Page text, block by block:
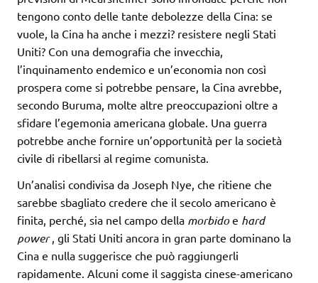
tengono conto delle tante debolezze della Cina: se
vuole, la Cina ha anche i mezzi? resistere negli Stati
Uniti? Con una demografia che invecchia,
l’inquinamento endemico e un’economia non così
prospera come si potrebbe pensare, la Cina avrebbe,
secondo Buruma, molte altre preoccupazioni oltre a
sfidare l’egemonia americana globale. Una guerra
potrebbe anche fornire un’opportunità per la società
civile di ribellarsi al regime comunista.
Un’analisi condivisa da Joseph Nye, che ritiene che
sarebbe sbagliato credere che il secolo americano è
finita, perché, sia nel campo della morbidoe hard
power, gli Stati Uniti ancora in gran parte dominano la
Cina e nulla suggerisce che può raggiungerli
rapidamente. Alcuni come il saggista cinese-americano